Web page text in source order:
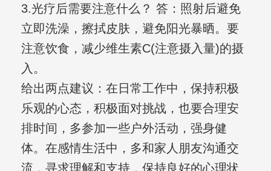
3.光疗后需要注意什么？ 答：照射后避免
立即洗澡，擦拭皮肤，避免阳光暴晒。要
注意饮食，减少维生素C(注意摄入量)的摄
入。
给出两点建议：在日常工作中，保持积极
乐观的心态，积极面对挑战，也要合理安
排时间，多参加一些户外活动，强身健
体。在感情生活中，多和家人朋友沟通交
流，寻求理解和支持，保持良好的心理状